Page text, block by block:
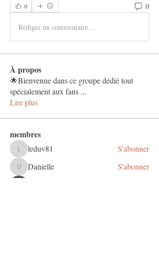
0 0
Rédigez un commentaire...
À propos
🌟Bienvenue dans ce groupe dédié tout
spécialement aux fans ...
Lire plus
membres
leduv81leduv81 S'abonner
DanielleDanielle
S'abonner